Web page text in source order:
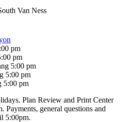
Van Ness
pm
pm
5:00 pm
5:00 pm
5:00 pm
Plan Review and Print Center
Payments, general questions and
5:00pm.